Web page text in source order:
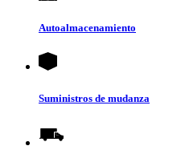
Autoalmacenamiento
Suministros de mudanza